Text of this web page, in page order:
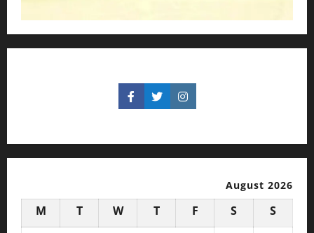
August 2026
M T W T F S
S